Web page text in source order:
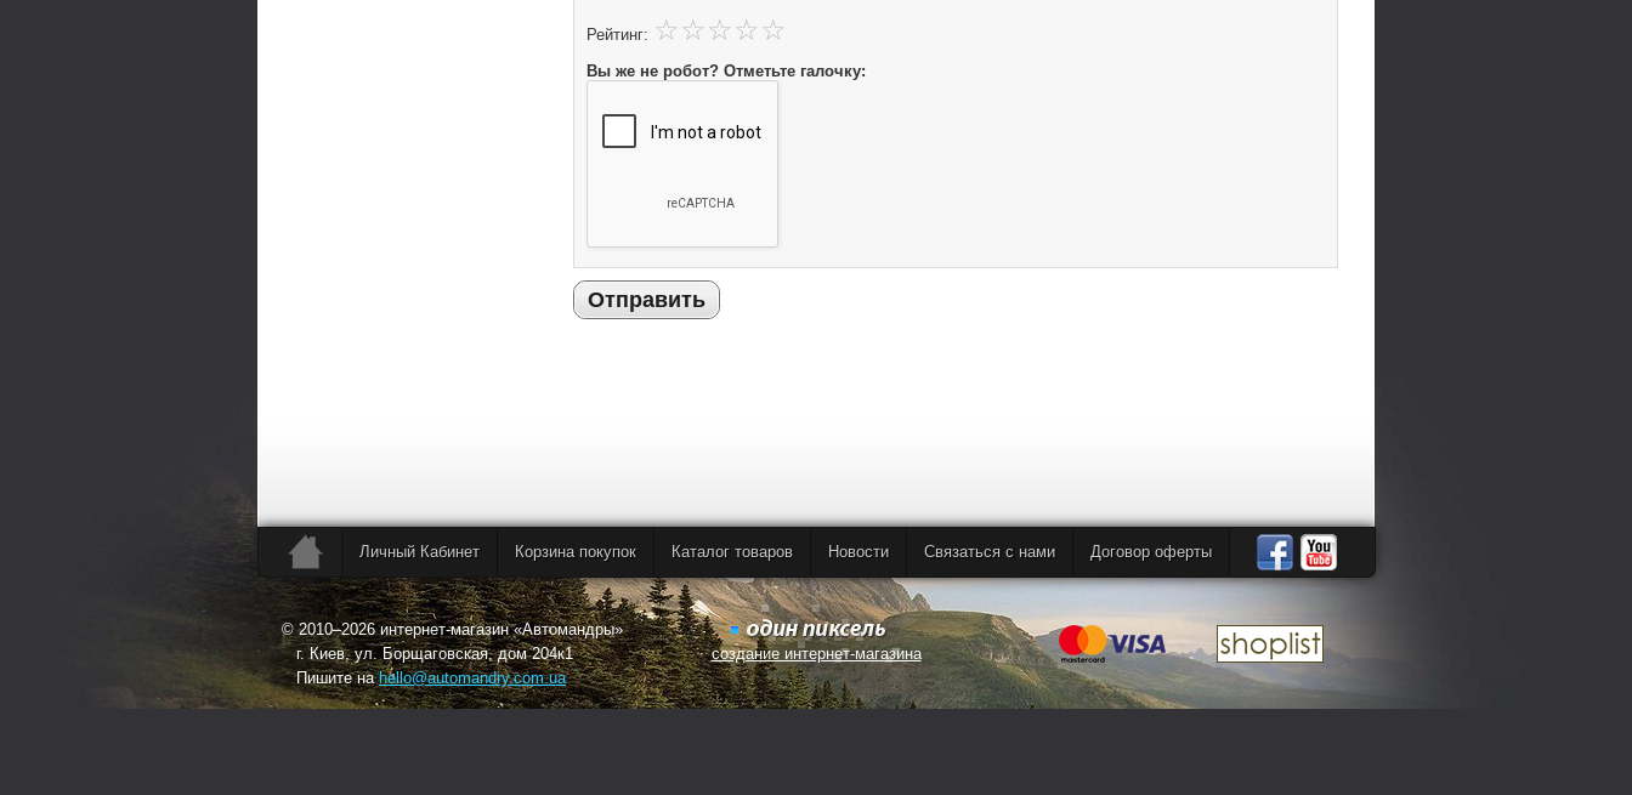
Рейтинг:
Вы же не робот? Отметьте галочку:
Отправить
Личный Кабинет Корзина покупок Каталог товаров Новости Связаться с нами
Договор оферты
Автомандры
Автомандры
© 2010–2026 интернет-магазин «Автомандры»
г. Киев, ул. Борщаговская, дом 204к1
Пишите наhello@automandry.com.ua
создание интернет-магазина